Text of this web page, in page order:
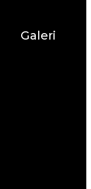
Galeri